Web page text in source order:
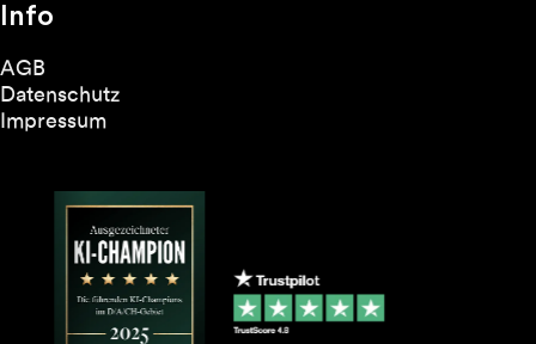
Info
AGB
Datenschutz
Impressum